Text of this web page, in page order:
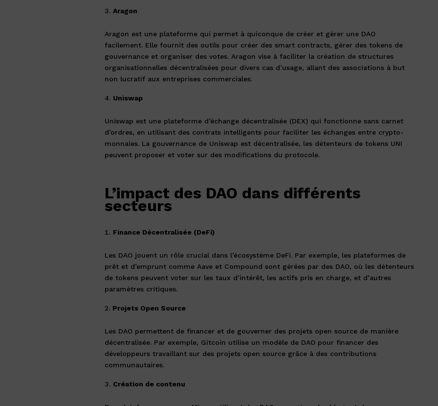
Aragon
Aragon est une plateforme qui permet à quiconque de créer et gérer une DAO
facilement. Elle fournit des outils pour créer des smart contracts, gérer des tokens de
gouvernance et organiser des votes. Aragon vise à faciliter la création de structures
organisationnelles décentralisées pour divers cas d’usage, allant des associations à but
non lucratif aux entreprises commerciales.
Uniswap
Uniswap est une plateforme d’échange décentralisée (DEX) qui fonctionne sans carnet
d’ordres, en utilisant des contrats intelligents pour faciliter les échanges entre crypto-
monnaies. La gouvernance de Uniswap est décentralisée, les détenteurs de tokens UNI
peuvent proposer et voter sur des modifications du protocole.
L’impact des DAO dans différents
secteurs
Finance Décentralisée (DeFi)
Les DAO jouent un rôle crucial dans l’écosystème DeFi. Par exemple, les plateformes de
prêt et d’emprunt comme Aave et Compound sont gérées par des DAO, où les détenteurs
de tokens peuvent voter sur les taux d’intérêt, les actifs pris en charge, et d’autres
paramètres critiques.
Projets Open Source
Les DAO permettent de financer et de gouverner des projets open source de manière
décentralisée. Par exemple, Gitcoin utilise un modèle de DAO pour financer des
développeurs travaillant sur des projets open source grâce à des contributions
communautaires.
Création de contenu